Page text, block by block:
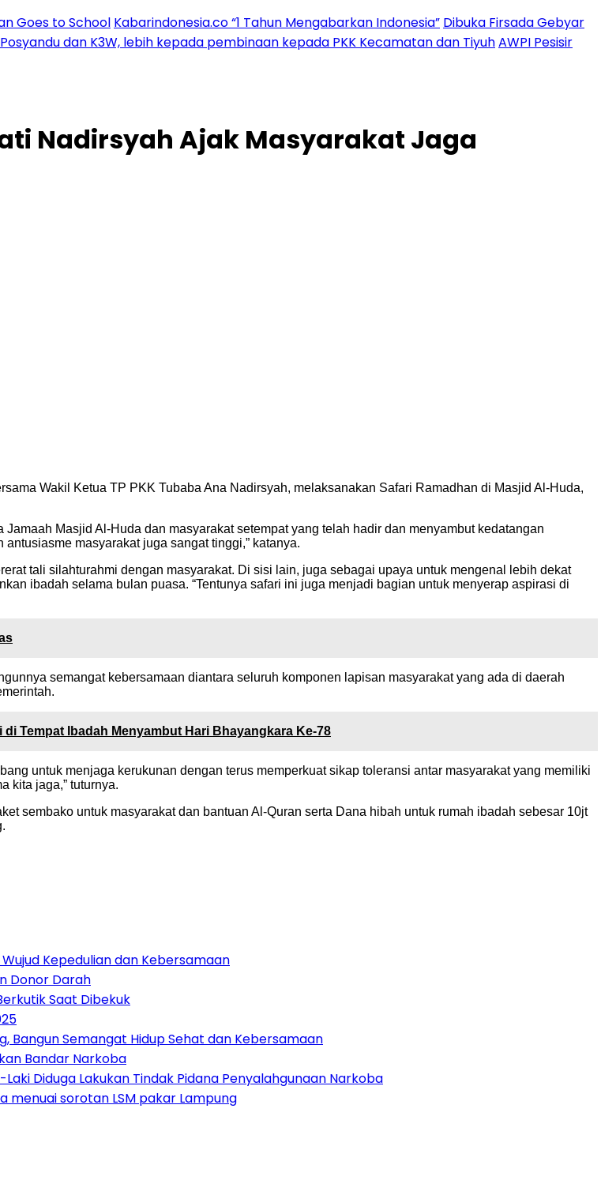
Goes to School Kabarindonesia.co “1 Tahun Mengabarkan Indonesia” Dibuka Firsada Gebyar
dan K3W, lebih kepada pembinaan kepada PKK Kecamatan dan TiyuhAWPI Pesisir
Nadirsyah Ajak Masyarakat Jaga
Wakil Ketua TP PKK Tubaba Ana Nadirsyah, melaksanakan Safari Ramadhan di Masjid Al-Huda,
Masjid Al-Huda dan masyarakat setempat yang telah hadir dan menyambut kedatangan
masyarakat juga sangat tinggi,” katanya.
tali silahturahmi dengan masyarakat. Di sisi lain, juga sebagai upaya untuk mengenal lebih dekat
ibadah selama bulan puasa. “Tentunya safari ini juga menjadi bagian untuk menyerap aspirasi di
semangat kebersamaan diantara seluruh komponen lapisan masyarakat yang ada di daerah
Tempat Ibadah Menyambut Hari Bhayangkara Ke-78
untuk menjaga kerukunan dengan terus memperkuat sikap toleransi antar masyarakat yang memiliki
kita jaga,” tuturnya.
sembako untuk masyarakat dan bantuan Al-Quran serta Dana hibah untuk rumah ibadah sebesar 10jt
Kepedulian dan Kebersamaan
Donor Darah
Saat Dibekuk
Bangun Semangat Hidup Sehat dan Kebersamaan
Bandar Narkoba
Diduga Lakukan Tindak Pidana Penyalahgunaan Narkoba
menuai sorotan LSM pakar Lampung